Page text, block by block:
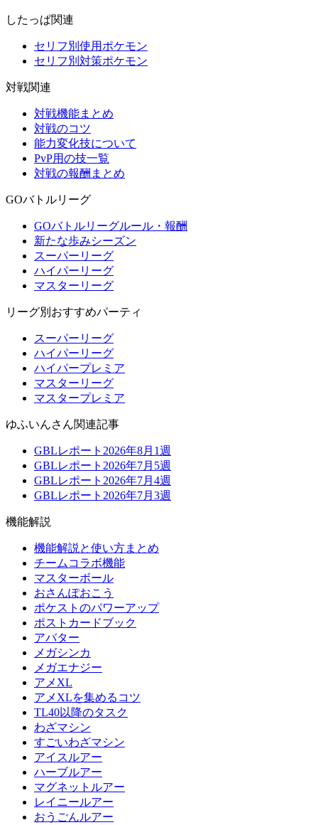
したっぱ関連
セリフ別使用ポケモン
セリフ別対策ポケモン
対戦関連
対戦機能まとめ
対戦のコツ
能力変化技について
PvP用の技一覧
対戦の報酬まとめ
GOバトルリーグ
GOバトルリーグルール・報酬
新たな歩みシーズン
スーパーリーグ
ハイパーリーグ
マスターリーグ
リーグ別おすすめパーティ
スーパーリーグ
ハイパーリーグ
ハイパープレミア
マスターリーグ
マスタープレミア
ゆふいんさん関連記事
GBLレポート2026年8月1週
GBLレポート2026年7月5週
GBLレポート2026年7月4週
GBLレポート2026年7月3週
機能解説
機能解説と使い方まとめ
チームコラボ機能
マスターボール
おさんぽおこう
ポケストのパワーアップ
ポストカードブック
アバター
メガシンカ
メガエナジー
アメXL
アメXLを集めるコツ
TL40以降のタスク
わざマシン
すごいわざマシン
アイスルアー
ハーブルアー
マグネットルアー
レイニールアー
おうごんルアー